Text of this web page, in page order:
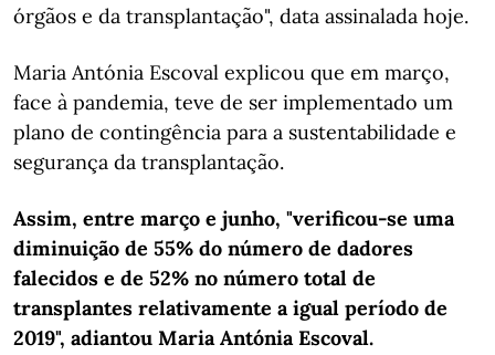
órgãos e da transplantação", data assinalada hoje.
Maria Antónia Escoval explicou que em março,
face à pandemia, teve de ser implementado um
plano de contingência para a sustentabilidade e
segurança da transplantação.
Assim, entre março e junho, "verificou-se uma
diminuição de 55% do número de dadores
falecidos e de 52% no número total de
transplantes relativamente a igual período de
2019", adiantou Maria Antónia Escoval.